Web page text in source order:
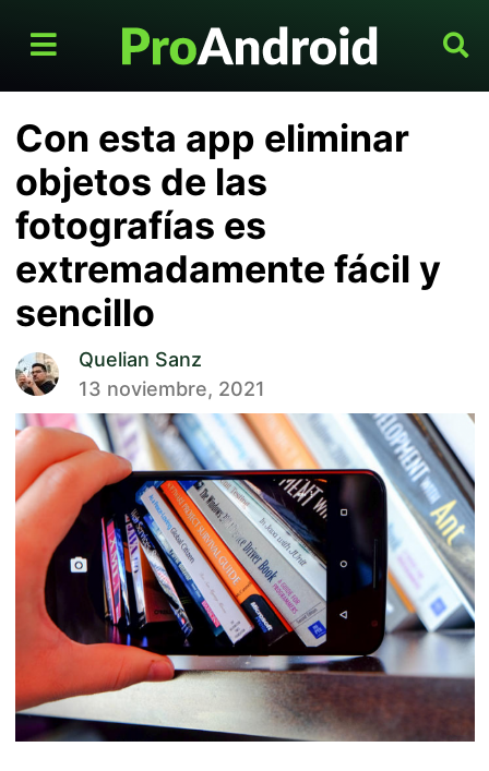
Con esta app eliminar
objetos de las
fotografías es
extremadamente fácil y
sencillo
Quelian Sanz
13 noviembre, 2021